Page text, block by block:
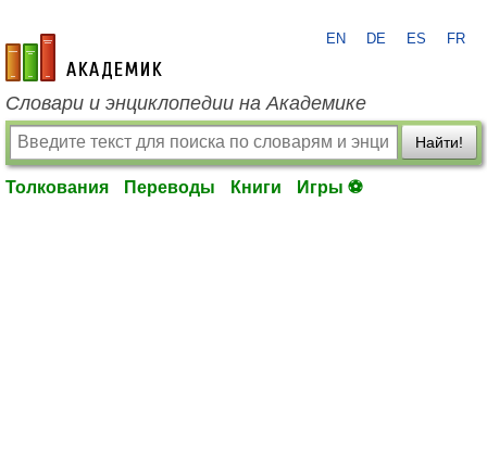
academic.ru
EN DE ES FR
Словари и энциклопедии на Академике
Найти!
Толкования Переводы Книги Игры ⚽